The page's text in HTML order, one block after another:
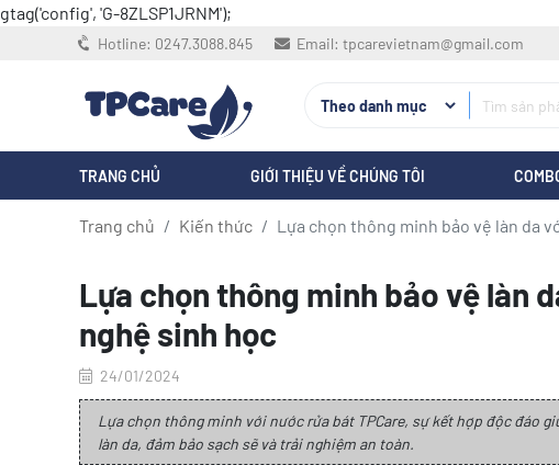
gtag('config', 'G-8ZLSP1JRNM');
Hotline: 0247.3088.845 Email: tpcarevietnam@gmail.com
TRANG CHỦ GIỚI THIỆU VỀ CHÚNG TÔI
Trang chủ Kiến thức Lựa chọn thông minh bảo vệ làn da
Lựa chọn thông minh bảo vệ làn
nghệ sinh học
24/01/2024
Lựa chọn thông minh với nước rửa bát TPCare, sự kết hợp độc đáo
làn da, đảm bảo sạch sẽ và trải nghiệm an toàn.